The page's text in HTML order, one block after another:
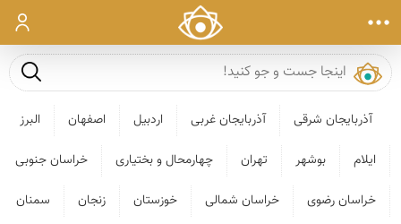
ورود
جست و
آذربایجان شرقی آذربایجان غربی اردبیل اصفهان البرز
ایلام بوشهر تهران چهارمحال و بختیاری خراسان جنوبی
خراسان رضوی خراسان شمالی خوزستان زنجان سمنان